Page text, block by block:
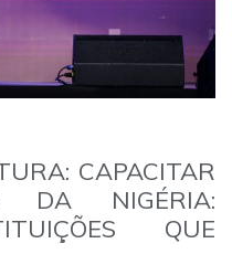
CAPACITAR
DA NIGÉRIA:
QUE